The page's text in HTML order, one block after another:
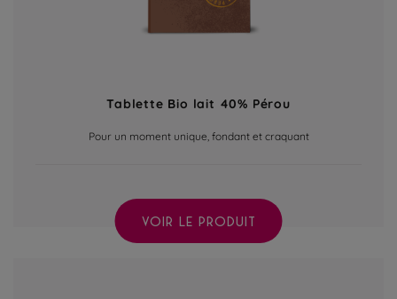
Tablette Bio lait 40% Pérou
Pour un moment unique, fondant et craquant
VOIR LE PRODUIT